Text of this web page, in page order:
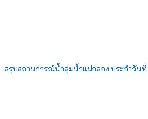
สรุปสถานการณ์น้ำลุ่มน้ำแม่กลอง ประจำวัน